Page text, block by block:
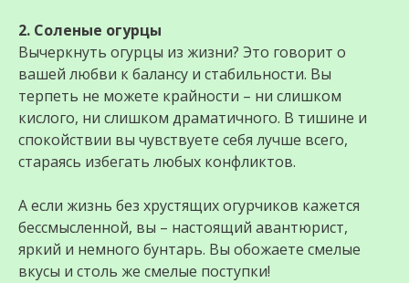
2. Соленые огурцы
Вычеркнуть огурцы из жизни? Это говорит о
вашей любви к балансу и стабильности. Вы
терпеть не можете крайности – ни слишком
кислого, ни слишком драматичного. В тишине и
спокойствии вы чувствуете себя лучше всего,
стараясь избегать любых конфликтов.
А если жизнь без хрустящих огурчиков кажется
бессмысленной, вы – настоящий авантюрист,
яркий и немного бунтарь. Вы обожаете смелые
вкусы и столь же смелые поступки!